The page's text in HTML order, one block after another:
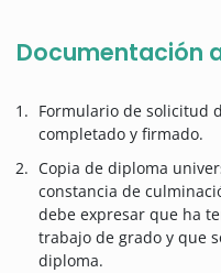
Documentación
Formulario de solicitud
completado y firmado.
Copia de diploma
constancia de
debe expresar que ha
trabajo de grado y que
diploma.